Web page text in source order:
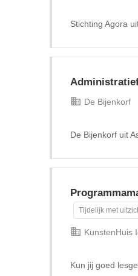
Stichting Agora
De Bijenkorf
De Bijenkorf uit
Tijdelijk met
KunstenHuis
Kun jij goed